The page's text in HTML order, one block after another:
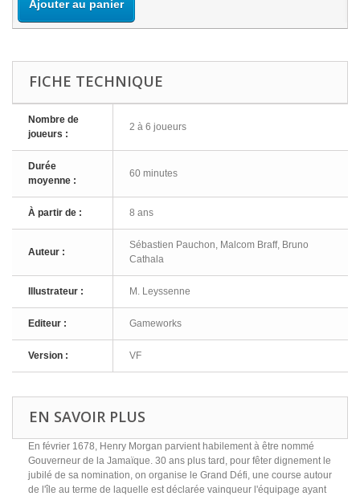
Ajouter au panier
FICHE TECHNIQUE
Nombre de
joueurs :
2 à 6 joueurs
Durée
moyenne :
60 minutes
À partir de : 8 ans
Auteur :
Sébastien Pauchon, Malcom Braff, Bruno
Cathala
Illustrateur : M. Leyssenne
Editeur : Gameworks
Version : VF
EN SAVOIR PLUS
En février 1678, Henry Morgan parvient habilement à être nommé
Gouverneur de la Jamaïque. 30 ans plus tard, pour fêter dignement le
jubilé de sa nomination, on organise le Grand Défi, une course autour
de l'île au terme de laquelle est déclarée vainqueur l'équipage ayant